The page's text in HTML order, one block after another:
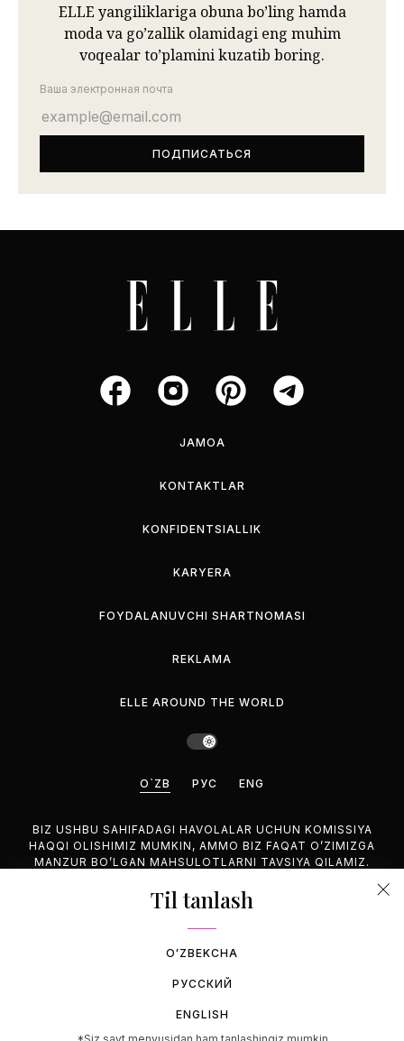
ELLE yangiliklariga obuna bo’ling hamda
moda va go’zallik olamidagi eng muhim
voqealar to’plamini kuzatib boring.
Ваша электронная почта
JAMOA
KONTAKTLAR
KONFIDENTSIALLIK
KARYERA
FOYDALANUVCHI SHARTNOMASI
REKLAMA
ELLE AROUND THE WORLD
O`ZB РУС ENG
BIZ USHBU SAHIFADAGI HAVOLALAR UCHUN KOMISSIYA
HAQQI OLISHIMIZ MUMKIN, AMMO BIZ FAQAT O’ZIMIZGA
MANZUR BO’LGAN MAHSULOTLARNI TAVSIYA QILAMIZ.
©2026 GEMINA PUBLISHING LLC, HAMMASI HUQUQUQLARI
Til tanlash
OʻZBEKCHA
РУССКИЙ
ENGLISH